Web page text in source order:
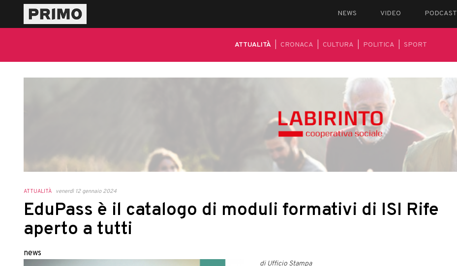
NEWS VIDEO PODCAST
ATTUALITÀ CRONACA CULTURA POLITICA SPORT
ATTUALITÀ venerdì 12 gennaio 2024
EduPass è il catalogo di moduli formativi di ISI Rife
aperto a tutti
news
di Ufficio Stampa